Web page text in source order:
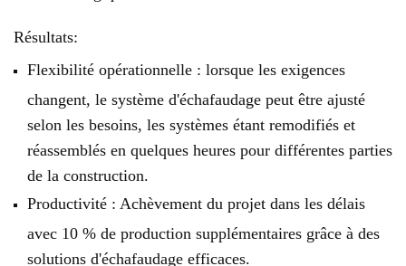
Résultats:
Flexibilité opérationnelle : lorsque les exigences
changent, le système d'échafaudage peut être ajusté
selon les besoins, les systèmes étant remodifiés et
réassemblés en quelques heures pour différentes parties
de la construction.
Productivité : Achèvement du projet dans les délais
avec 10 % de production supplémentaires grâce à des
solutions d'échafaudage efficaces.